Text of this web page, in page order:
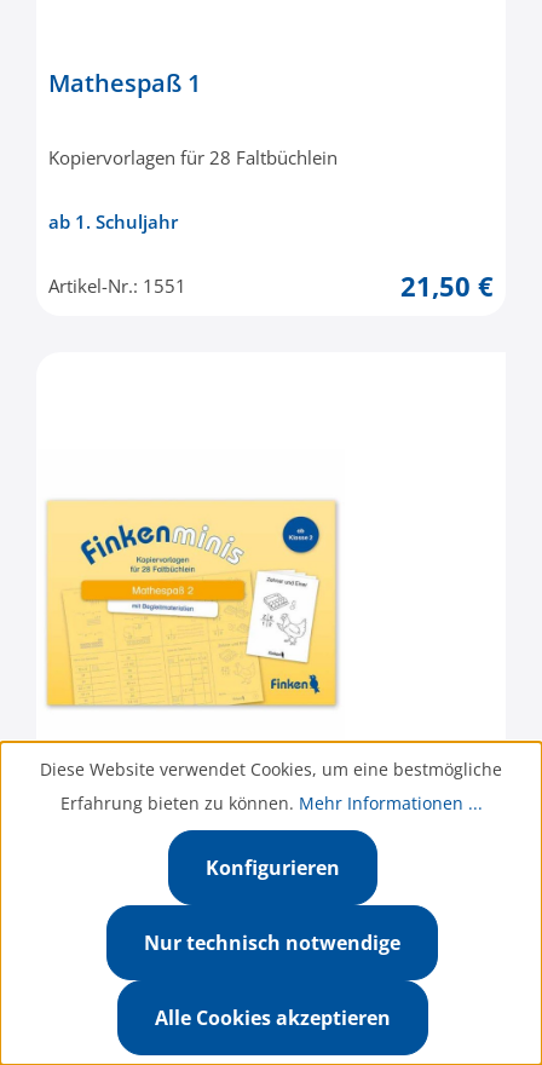
Mathespaß 1
Kopiervorlagen für 28 Faltbüchlein
ab 1. Schuljahr
Artikel-Nr.: 1551 21,50 €
Mathespaß 2
Kopiervorlagen für 28 Faltbüchlein
ab 2. Schuljahr
Diese Website verwendet Cookies, um eine bestmögliche
Erfahrung bieten zu können. Mehr Informationen ...
Nur technisch notwendige
Konfigurieren
Alle Cookies akzeptieren